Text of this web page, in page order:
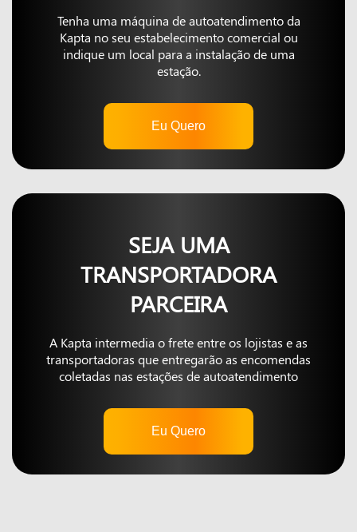
Tenha uma máquina de autoatendimento da
Kapta no seu estabelecimento comercial ou
indique um local para a instalação de uma
estação.
Eu Quero
SEJA UMA
TRANSPORTADORA
PARCEIRA
A Kapta intermedia o frete entre os lojistas e as
transportadoras que entregarão as encomendas
coletadas nas estações de autoatendimento
Eu Quero